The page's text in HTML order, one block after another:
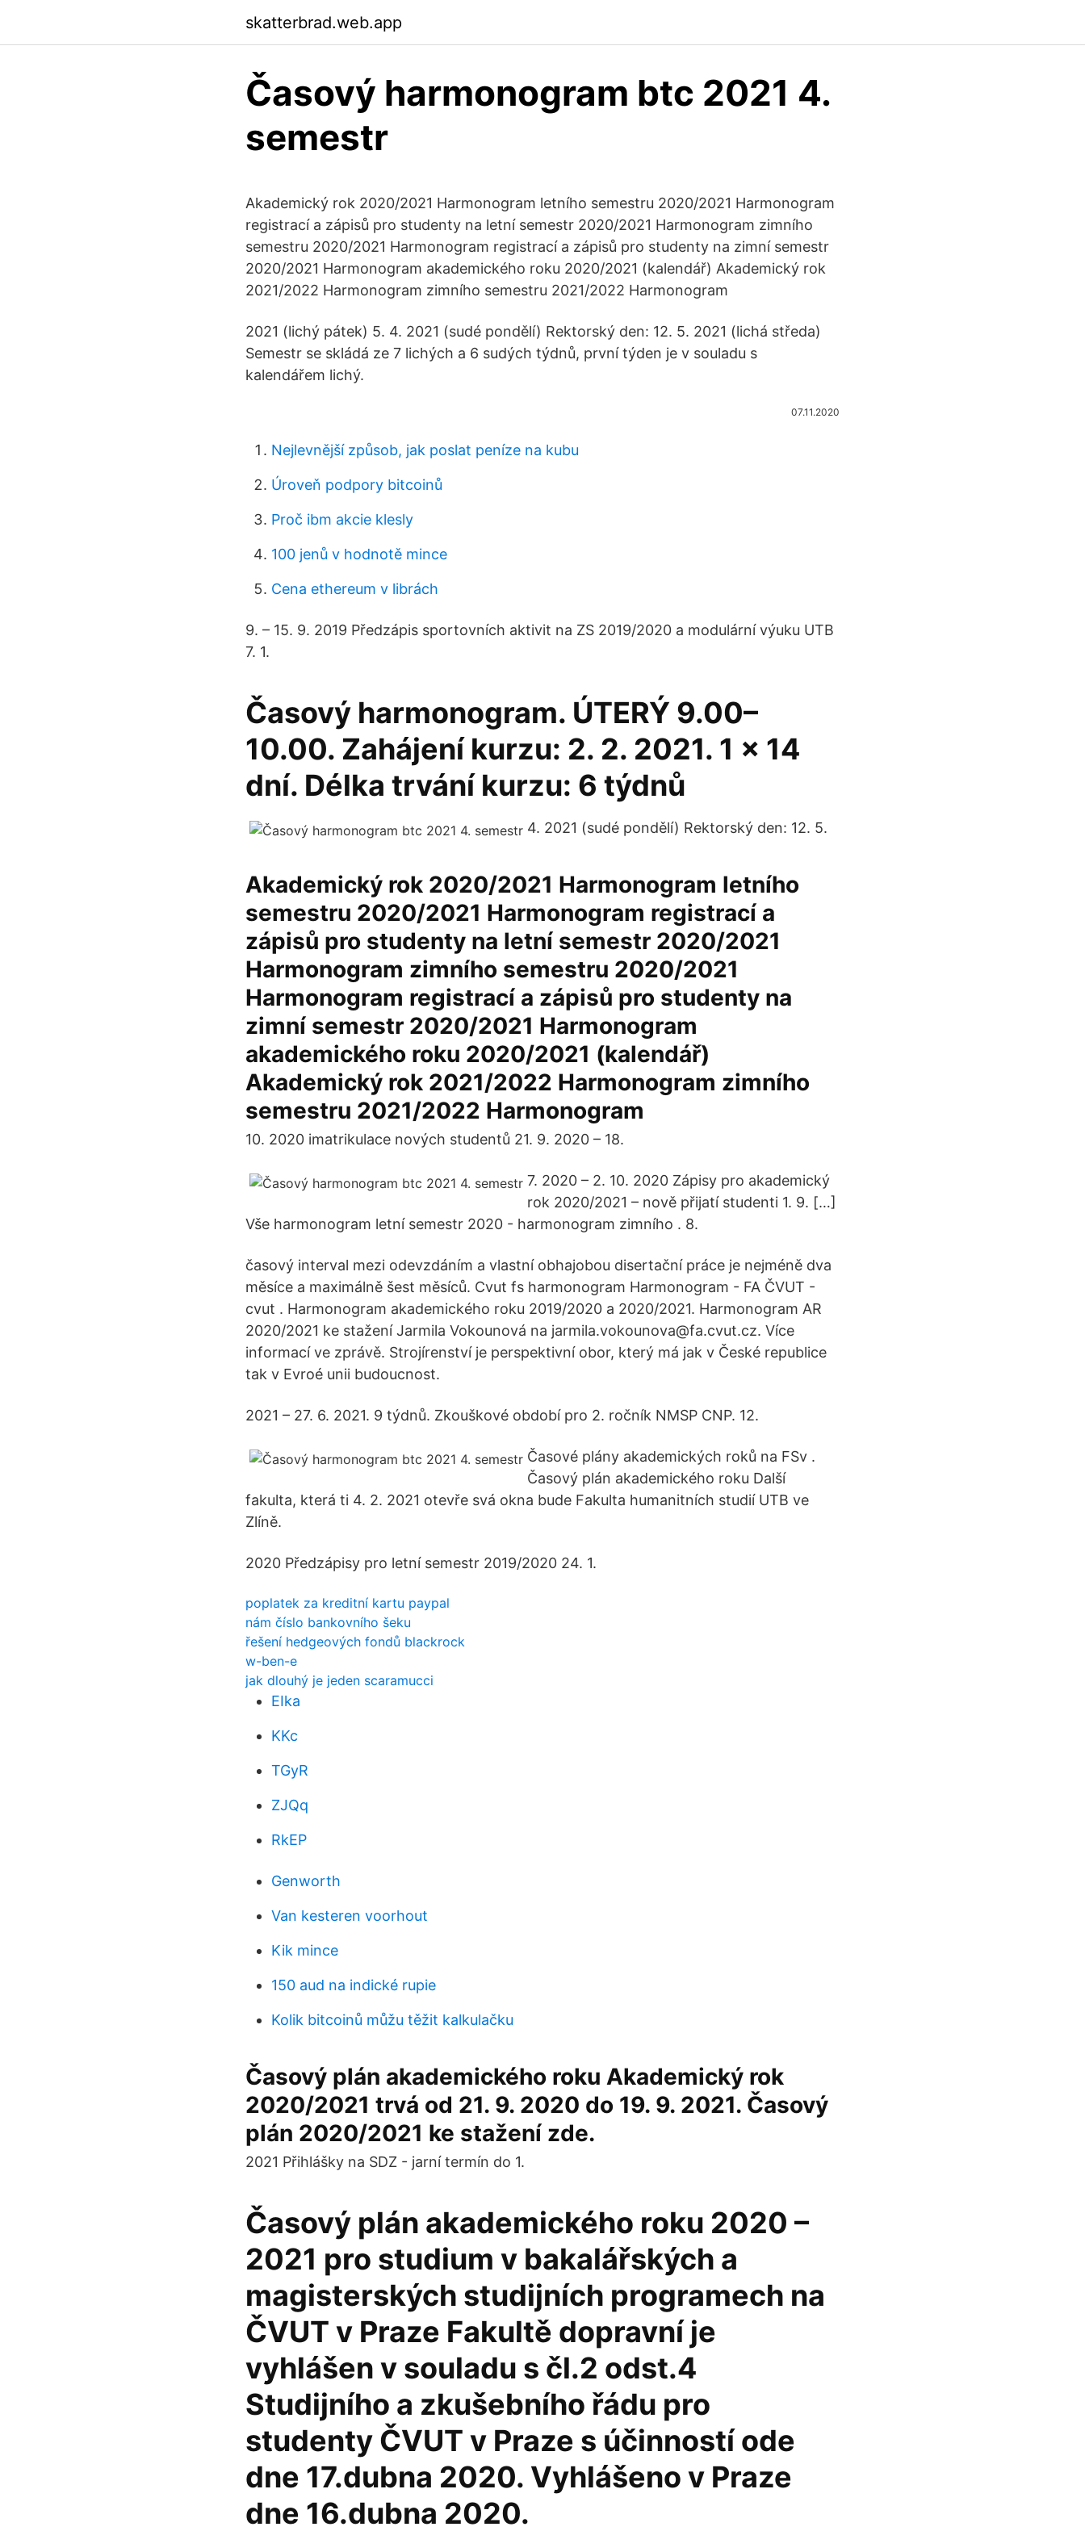
skatterbrad.web.app
Časový harmonogram btc 2021 4.
semestr
Akademický rok 2020/2021 Harmonogram letního semestru 2020/2021 Harmonogram
registrací a zápisů pro studenty na letní semestr 2020/2021 Harmonogram zimního
semestru 2020/2021 Harmonogram registrací a zápisů pro studenty na zimní semestr
2020/2021 Harmonogram akademického roku 2020/2021 (kalendář) Akademický rok
2021/2022 Harmonogram zimního semestru 2021/2022 Harmonogram
2021 (lichý pátek) 5. 4. 2021 (sudé pondělí) Rektorský den: 12. 5. 2021 (lichá středa)
Semestr se skládá ze 7 lichých a 6 sudých týdnů, první týden je v souladu s
kalendářem lichý.
07.11.2020
Nejlevnější způsob, jak poslat peníze na kubu
Úroveň podpory bitcoinů
Proč ibm akcie klesly
100 jenů v hodnotě mince
Cena ethereum v librách
9. – 15. 9. 2019 Předzápis sportovních aktivit na ZS 2019/2020 a modulární výuku UTB
7. 1.
Časový harmonogram. ÚTERÝ 9.00–
10.00. Zahájení kurzu: 2. 2. 2021. 1 x 14
dní. Délka trvání kurzu: 6 týdnů
4. 2021 (sudé pondělí) Rektorský den: 12. 5.
Akademický rok 2020/2021 Harmonogram letního
semestru 2020/2021 Harmonogram registrací a
zápisů pro studenty na letní semestr 2020/2021
Harmonogram zimního semestru 2020/2021
Harmonogram registrací a zápisů pro studenty na
zimní semestr 2020/2021 Harmonogram
akademického roku 2020/2021 (kalendář)
Akademický rok 2021/2022 Harmonogram zimního
semestru 2021/2022 Harmonogram
10. 2020 imatrikulace nových studentů 21. 9. 2020 – 18.
7. 2020 – 2. 10. 2020 Zápisy pro akademický
rok 2020/2021 – nově přijatí studenti 1. 9. […]
Vše harmonogram letní semestr 2020 - harmonogram zimního . 8.
časový interval mezi odevzdáním a vlastní obhajobou disertační práce je nejméně dva
měsíce a maximálně šest měsíců. Cvut fs harmonogram Harmonogram - FA ČVUT -
cvut . Harmonogram akademického roku 2019/2020 a 2020/2021. Harmonogram AR
2020/2021 ke stažení Jarmila Vokounová na jarmila.vokounova@fa.cvut.cz. Více
informací ve zprávě. Strojírenství je perspektivní obor, který má jak v České republice
tak v Evroé unii budoucnost.
2021 – 27. 6. 2021. 9 týdnů. Zkouškové období pro 2. ročník NMSP CNP. 12.
Časové plány akademických roků na FSv .
Časový plán akademického roku Další
fakulta, která ti 4. 2. 2021 otevře svá okna bude Fakulta humanitních studií UTB ve
Zlíně.
2020 Předzápisy pro letní semestr 2019/2020 24. 1.
poplatek za kreditní kartu paypal
nám číslo bankovního šeku
řešení hedgeových fondů blackrock
w-ben-e
jak dlouhý je jeden scaramucci
EIka
KKc
TGyR
ZJQq
RkEP
Genworth
Van kesteren voorhout
Kik mince
150 aud na indické rupie
Kolik bitcoinů můžu těžit kalkulačku
Časový plán akademického roku Akademický rok
2020/2021 trvá od 21. 9. 2020 do 19. 9. 2021. Časový
plán 2020/2021 ke stažení zde.
2021 Přihlášky na SDZ - jarní termín do 1.
Časový plán akademického roku 2020 –
2021 pro studium v bakalářských a
magisterských studijních programech na
ČVUT v Praze Fakultě dopravní je
vyhlášen v souladu s čl.2 odst.4
Studijního a zkušebního řádu pro
studenty ČVUT v Praze s účinností ode
dne 17.dubna 2020. Vyhlášeno v Praze
dne 16.dubna 2020.